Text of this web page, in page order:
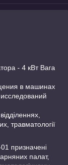
- 4 кВт Вага
в машинах
травматології
призначені
палат,